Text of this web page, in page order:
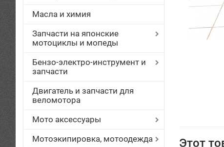
Масла и химия
Запчасти на японские
мотоциклы и мопеды
Бензо-электро-инструмент и
запчасти
Двигатель и запчасти для
веломотора
Мото аксессуары
Мотоэкипировка, мотоодежда
Этот